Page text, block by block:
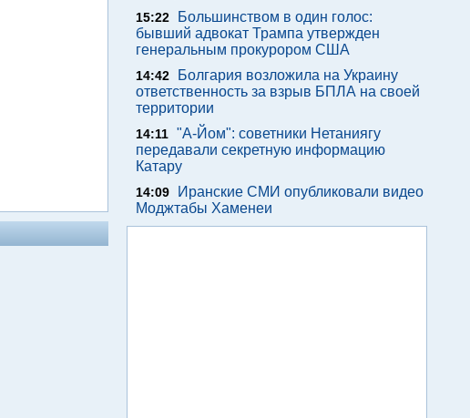
15:22
Большинством в один голос:
бывший адвокат Трампа утвержден
генеральным прокурором США
14:42
Болгария возложила на Украину
ответственность за взрыв БПЛА на своей
территории
14:11 "А-Йом": советники Нетаниягу
передавали секретную информацию
Катару
14:09
Иранские СМИ опубликовали видео
Моджтабы Хаменеи